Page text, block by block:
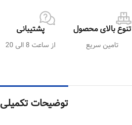
تنوع بالای محصول
تامین سریع
پشتیبانی
از ساعت 8 الی 20
توضیحات تکمیلی